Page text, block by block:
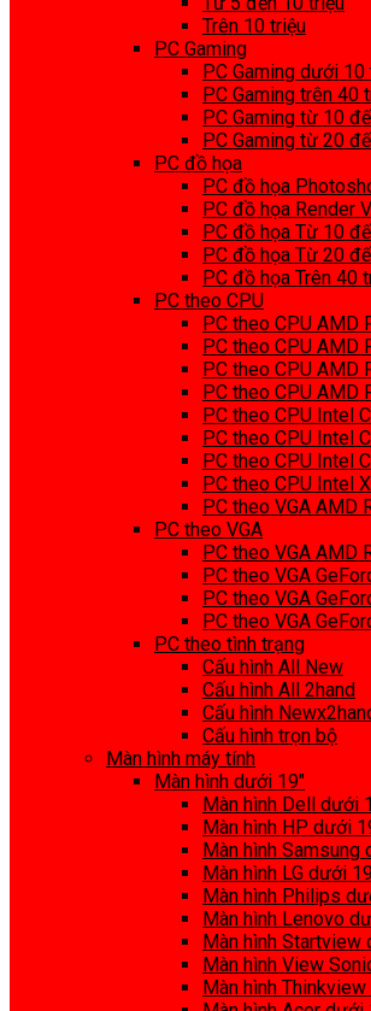
Trên 10 triệu
PC Gaming
PC Gaming dưới 10
PC Gaming trên 40
PC Gaming từ 10
PC Gaming từ 20
PC đồ họa
PC đồ họa
PC đồ họa Render
PC đồ họa Từ 10
PC đồ họa Từ 20
PC đồ họa Trên 40
PC theo CPU
PC theo CPU AMD
PC theo CPU AMD
PC theo CPU AMD
PC theo CPU AMD
PC theo CPU Intel
PC theo CPU Intel
PC theo CPU Intel
PC theo CPU Intel
PC theo VGA AMD
PC theo VGA
PC theo VGA AMD
PC theo VGA
PC theo VGA
PC theo VGA
PC theo tình trạng
Cấu hình All New
Cấu hình All 2hand
Cấu hình
Cấu hình trọn bộ
Màn hình máy tính
Màn hình dưới 19″
Màn hình Dell dưới
Màn hình HP dưới
Màn hình Samsung
Màn hình LG dưới
Màn hình Philips
Màn hình Lenovo
Màn hình Startview
Màn hình View
Màn hình